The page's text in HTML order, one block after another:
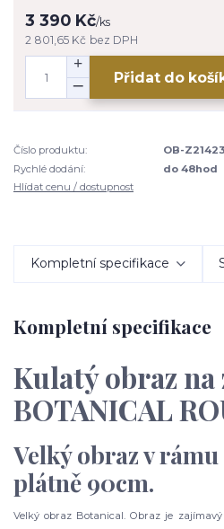
3 390 Kč/ks
2 801,65 Kč bez DPH
Přidat do
Číslo produktu:
OB-
Rychlé dodání:
do 48hod
Hlídat cenu / dostupnost
Kompletní specifikace
Kompletní specifikace
Kulatý obraz na
BOTANICAL
Velký obraz v
plátně 90cm.
Velký obraz Botanical. Obraz je